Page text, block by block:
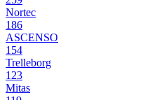
Nortec
186
ASCENSO
154
Trelleborg
123
Mitas